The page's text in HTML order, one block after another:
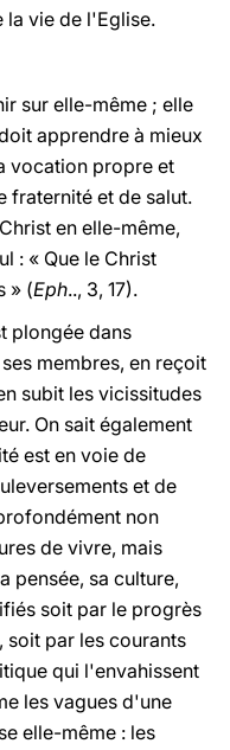
la vie de l'Eglise.
sur elle-même ; elle
apprendre à mieux
vocation propre et
fraternité et de salut.
en elle-même,
: « Que le Christ
» (Eph.., 3, 17).
plongée dans
membres, en reçoit
subit les vicissitudes
On sait également
est en voie de
et de
non
de vivre, mais
pensée, sa culture,
soit par le progrès
soit par les courants
qui l'envahissent
les vagues d'une
elle-même : les